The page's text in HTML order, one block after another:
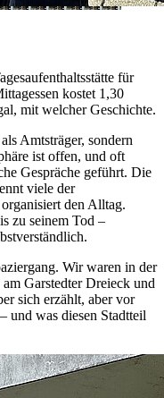
für
kostet 1,30
mit welcher Geschichte.
Amtsträger, sondern
ist offen, und oft
Gespräche geführt. Die
viele der
den Alltag.
zu seinem Tod –
Wir waren in der
Garstedter Dreieck und
sich erzählt, aber vor
und was diesen Stadtteil